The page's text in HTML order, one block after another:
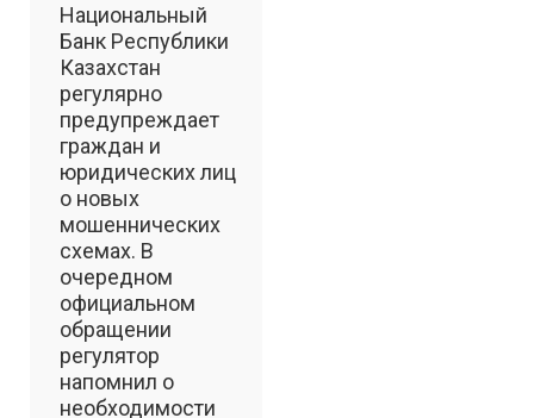
Национальный
Банк Республики
Казахстан
регулярно
предупреждает
граждан и
юридических лиц
о новых
мошеннических
схемах. В
очередном
официальном
обращении
регулятор
напомнил о
необходимости